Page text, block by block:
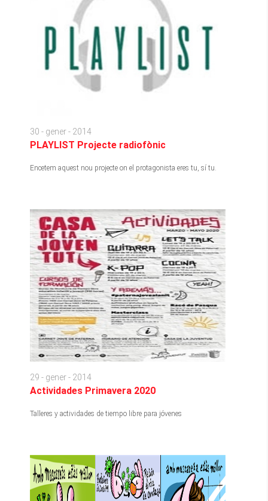
30 - gener - 2014
PLAYLIST Projecte radiofònic
Encetem aquest nou projecte on el protagonista eres tu, sí tu.
29 - gener - 2014
Actividades Primavera 2020
Talleres y actividades de tiempo libre para jóvenes